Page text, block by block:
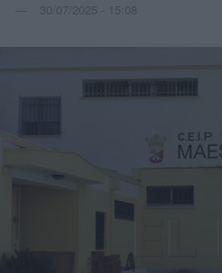
30/07/2025 - 15:08